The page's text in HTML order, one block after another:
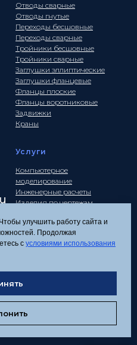
Отводы сварные
Отводы гнутые
Переходы бесшовные
Переходы сварные
Тройники бесшовные
Тройники сварные
Заглушки эллиптические
Заглушки фланцевые
Фланцы плоские
Фланцы воротниковые
Задвижки
Краны
Услуги
Компьютерное
моделирование
Инженерные расчеты
Изделия по чертежам
Политика
Согласие на обработку
персональных данных
Соглашение об
улучшить работу сайта и
Продолжая
с условиями использования